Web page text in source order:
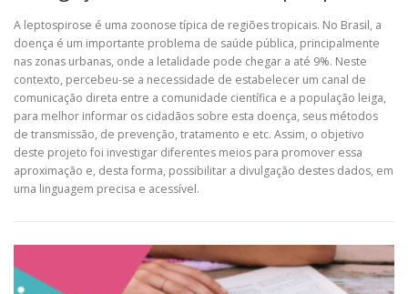
A leptospirose é uma zoonose típica de regiões tropicais. No Brasil, a
doença é um importante problema de saúde pública, principalmente
nas zonas urbanas, onde a letalidade pode chegar a até 9%. Neste
contexto, percebeu-se a necessidade de estabelecer um canal de
comunicação direta entre a comunidade científica e a população leiga,
para melhor informar os cidadãos sobre esta doença, seus métodos
de transmissão, de prevenção, tratamento e etc. Assim, o objetivo
deste projeto foi investigar diferentes meios para promover essa
aproximação e, desta forma, possibilitar a divulgação destes dados, em
uma linguagem precisa e acessível.